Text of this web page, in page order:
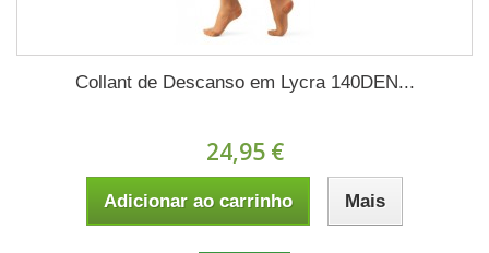
Collant de Descanso em Lycra 140DEN...
24,95 €
Adicionar ao carrinho Mais